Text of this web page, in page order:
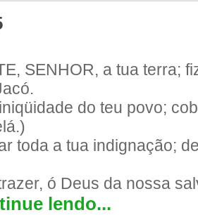
SENHOR, a tua terra;
do teu povo;
toda a tua indignação;
ó Deus da nossa
lendo...